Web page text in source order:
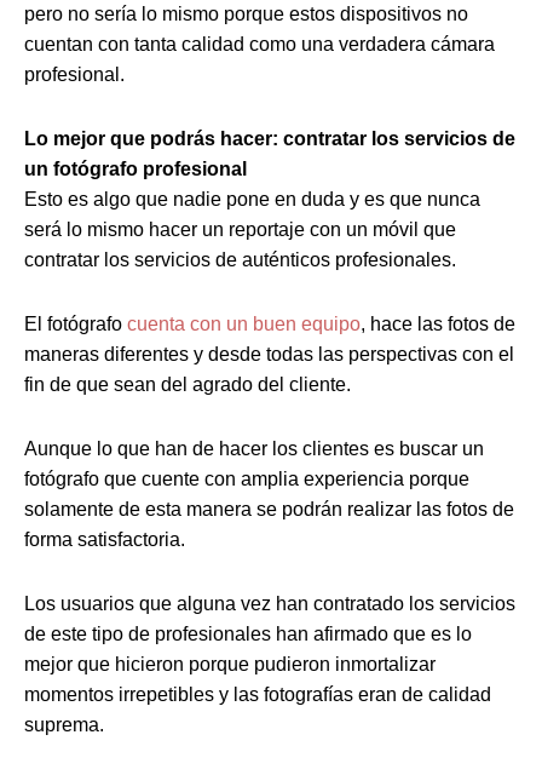
pero no sería lo mismo porque estos dispositivos no
cuentan con tanta calidad como una verdadera cámara
profesional.
Lo mejor que podrás hacer: contratar los servicios de
un fotógrafo profesional
Esto es algo que nadie pone en duda y es que nunca
será lo mismo hacer un reportaje con un móvil que
contratar los servicios de auténticos profesionales.
El fotógrafo cuenta con un buen equipo, hace las fotos de
maneras diferentes y desde todas las perspectivas con el
fin de que sean del agrado del cliente.
Aunque lo que han de hacer los clientes es buscar un
fotógrafo que cuente con amplia experiencia porque
solamente de esta manera se podrán realizar las fotos de
forma satisfactoria.
Los usuarios que alguna vez han contratado los servicios
de este tipo de profesionales han afirmado que es lo
mejor que hicieron porque pudieron inmortalizar
momentos irrepetibles y las fotografías eran de calidad
suprema.